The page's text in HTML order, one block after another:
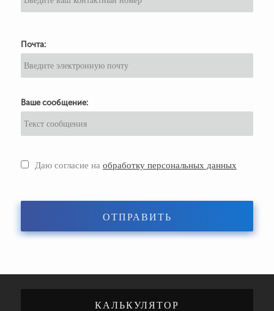
Почта:
Ваше сообщение:
Даю согласие на обработку персональных данных
ОТПРАВИТЬ
КАЛЬКУЛЯТОР